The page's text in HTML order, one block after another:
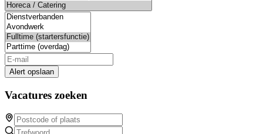
Alert opslaan
Vacatures zoeken